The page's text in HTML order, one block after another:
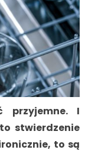
przyjemne. I
stwierdzenie
to są